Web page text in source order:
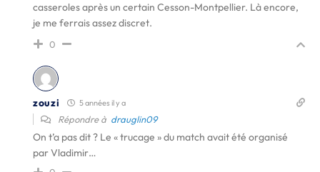
casseroles après un certain Cesson-Montpellier. Là encore,
je me ferrais assez discret.
0
zouzi 5 années il y a
Répondre à drauglin09
On t’a pas dit ? Le « trucage » du match avait été organisé
par Vladimir…